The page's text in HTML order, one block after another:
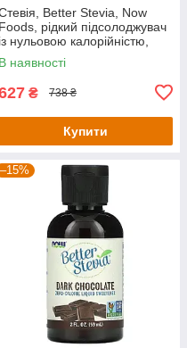
Better Stevia, Now
Foods, рідкий підсолоджувач
із нульовою калорійністю,
смак французької ванілі, 59
мл
В наявності
₴ 738 ₴
Купити
–15%